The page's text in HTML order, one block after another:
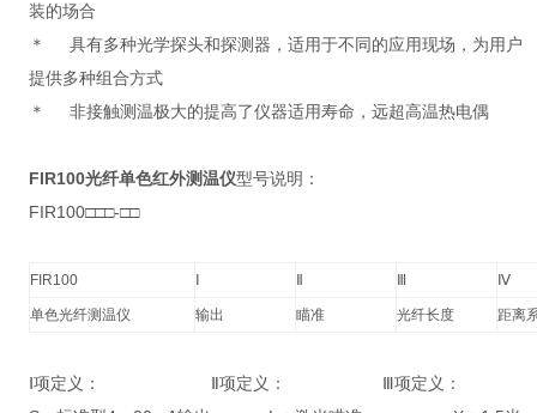
装的场合
＊ 具有多种光学探头和探测器，适用于不同的应用现场，为用户
提供多种组合方式
＊ 非接触测温极大的提高了仪器适用寿命，远超高温热电偶
FIR100光纤单色红外测温仪型号说明：
FIR100□□□-□□
FIR100 Ⅳ
单色光纤测温仪 输出 瞄准 光纤长度 距离
Ⅰ项定义： Ⅱ项定义： Ⅲ项定义：